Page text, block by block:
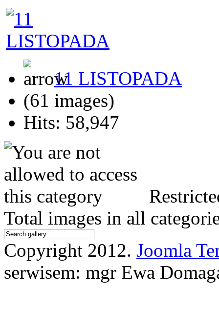
11 LISTOPADA
(61 images)
Hits: 58,947
Total images in all
Copyright 2012. Joomla
serwisem: mgr Ewa